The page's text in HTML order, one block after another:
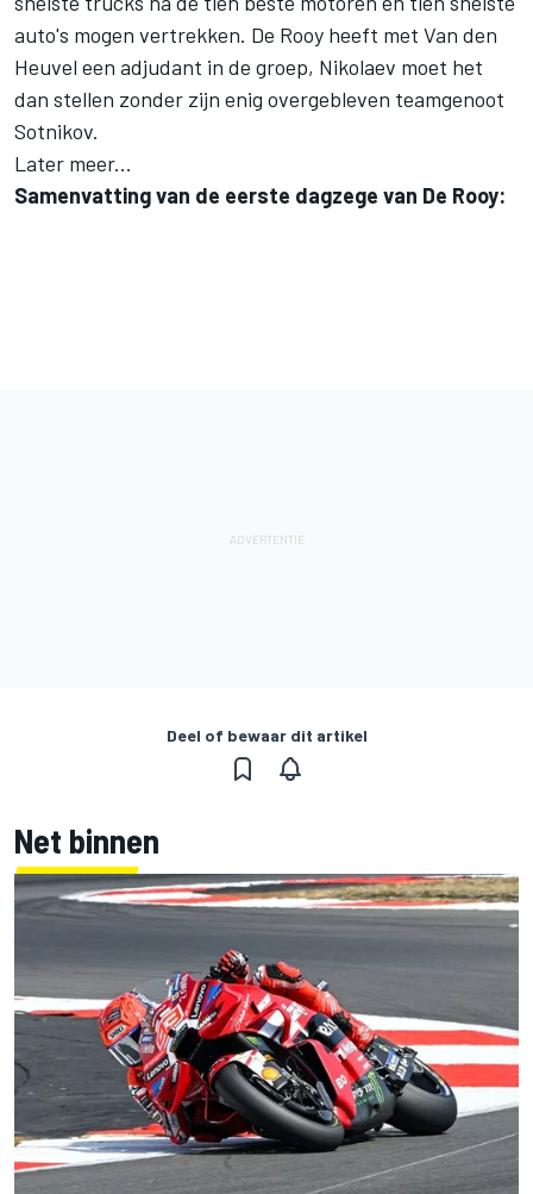
auto's mogen vertrekken. De Rooy heeft met Van den
Heuvel een adjudant in de groep, Nikolaev moet het
dan stellen zonder zijn enig overgebleven teamgenoot
Sotnikov.
Later meer...
Samenvatting van de eerste dagzege van De Rooy:
Deel of bewaar dit artikel
Net binnen